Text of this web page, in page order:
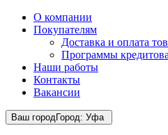
О компании
Покупателям
Доставка и оплата
Программы
Наши работы
Контакты
Вакансии
Ваш городГород: Уфа